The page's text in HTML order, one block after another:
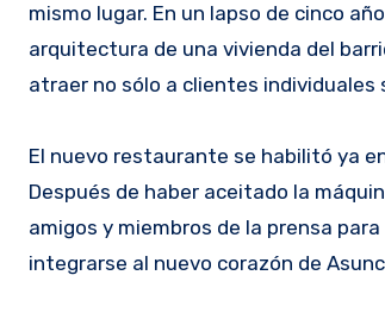
mismo lugar. En un lapso de cinco
arquitectura de una vivienda del
atraer no sólo a clientes individuales
El nuevo restaurante se habilitó ya
Después de haber aceitado la
amigos y miembros de la prensa
integrarse al nuevo corazón de